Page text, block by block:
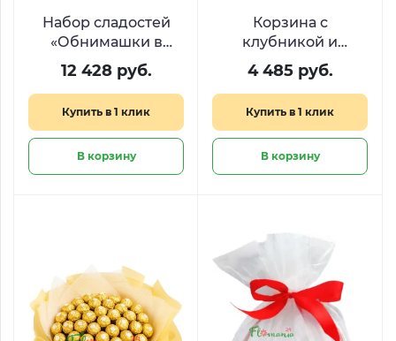
Набор сладостей
«Обнимашки в
корзинке»
12 428 руб.
Купить в 1 клик
В корзину
Корзина с
клубникой и
виноградом «Сбор
урожая»
4 485 руб.
Купить в 1 клик
В корзину